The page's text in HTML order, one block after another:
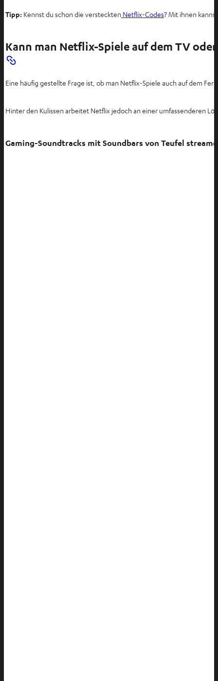
e
f
e
Tipp: Kennst du schon die versteckten Netflix-Codes? Mit ihnen
Kann man Netflix-Spiele auf dem TV
Eine häufig gestellte Frage ist, ob man Netflix-Spiele auch auf dem
Hinter den Kulissen arbeitet Netflix jedoch an einer umfassenderen
Gaming-Soundtracks mit Soundbars von Teufel